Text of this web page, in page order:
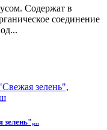
Содержат в
соединение